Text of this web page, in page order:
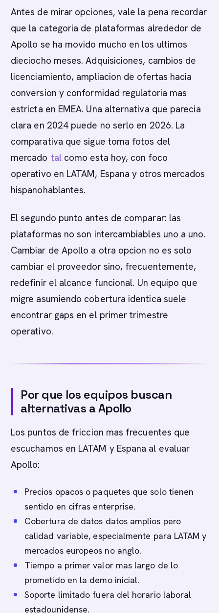
Antes de mirar opciones, vale la pena recordar
que la categoria de plataformas alrededor de
Apollo se ha movido mucho en los ultimos
dieciocho meses. Adquisiciones, cambios de
licenciamiento, ampliacion de ofertas hacia
conversion y conformidad regulatoria mas
estricta en EMEA. Una alternativa que parecia
clara en 2024 puede no serlo en 2026. La
comparativa que sigue toma fotos del
mercado talcomo esta hoy, con foco
operativo en LATAM, Espana y otros mercados
hispanohablantes.
El segundo punto antes de comparar: las
plataformas no son intercambiables uno a uno.
Cambiar de Apollo a otra opcion no es solo
cambiar el proveedor sino, frecuentemente,
redefinir el alcance funcional. Un equipo que
migre asumiendo cobertura identica suele
encontrar gaps en el primer trimestre
operativo.
Por que los equipos buscan
alternativas a Apollo
Los puntos de friccion mas frecuentes que
escuchamos en LATAM y Espana al evaluar
Apollo:
Precios opacos o paquetes que solo tienen
sentido en cifras enterprise.
Cobertura de datos datos amplios pero
calidad variable, especialmente para LATAM y
mercados europeos no anglo.
Tiempo a primer valor mas largo de lo
prometido en la demo inicial.
Soporte limitado fuera del horario laboral
estadounidense.